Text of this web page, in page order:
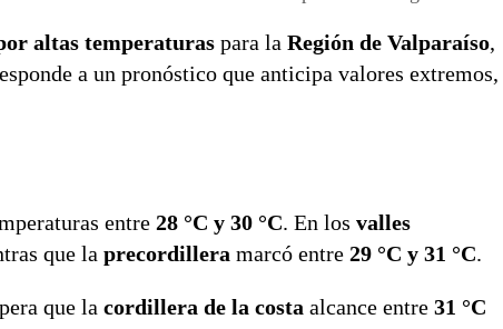
altas temperaturas para la Región de Valparaíso,
a un pronóstico que anticipa valores extremos,
entre 28 °C y 30 °C. En los valles
que la precordillera marcó entre 29 °C y 31 °C.
que la cordillera de la costa alcance entre 31 °C